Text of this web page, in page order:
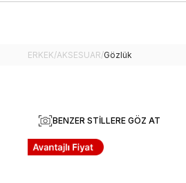
ERKEK/AKSESUAR/Gözlük
BENZER STILLERE GÖZ AT